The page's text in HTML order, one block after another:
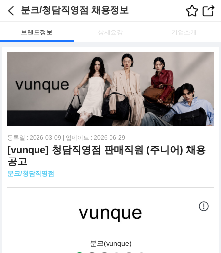
분크/청담직영점 채용정보
브랜드정보 상세요강 기업소개
등록일 : 2026-03-09 | 업데이트 : 2026-06-29
[vunque] 청담직영점 판매직원 (주니어) 채용
공고
분크/청담직영점
분크(vunque)